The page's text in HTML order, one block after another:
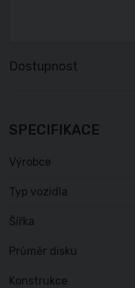
Dostupnost
SPECIFIKACE
Výrobce
Typ vozidla
Šířka
Průměr disku
Konstrukce